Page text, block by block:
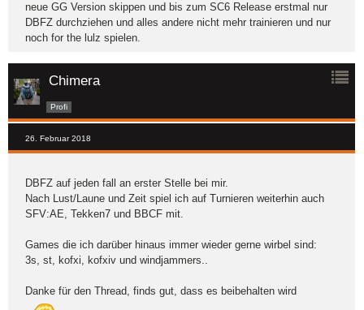
neue GG Version skippen und bis zum SC6 Release erstmal nur
DBFZ durchziehen und alles andere nicht mehr trainieren und nur
noch for the lulz spielen.
Chimera
Profi
26. Februar 2018
DBFZ auf jeden fall an erster Stelle bei mir.
Nach Lust/Laune und Zeit spiel ich auf Turnieren weiterhin auch
SFV:AE, Tekken7 und BBCF mit.
Games die ich darüber hinaus immer wieder gerne wirbel sind:
3s, st, kofxi, kofxiv und windjammers..
Danke für den Thread, finds gut, dass es beibehalten wird